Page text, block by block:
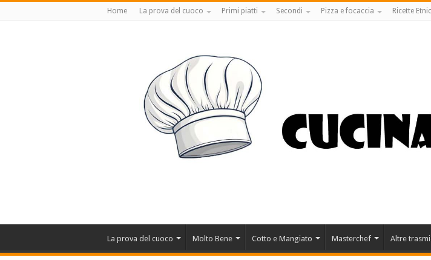
Home La prova del cuoco Primi piatti Secondi Pizza e focaccia Ricette
La prova del cuoco Molto Bene Cotto e Mangiato Masterchef Altre